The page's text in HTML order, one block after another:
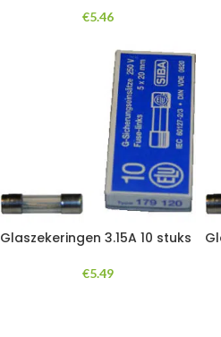
€5.46
Glaszekeringen 3.15A 10 stuks
€5.49